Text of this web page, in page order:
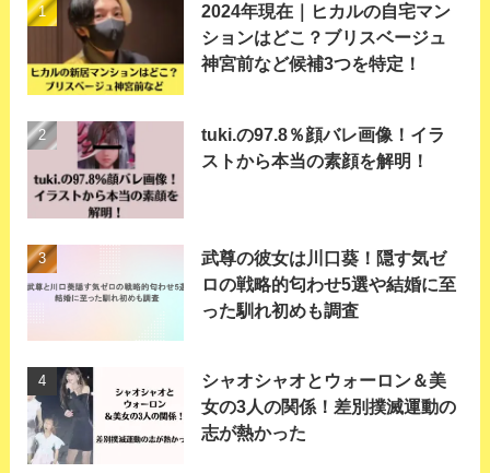
2024年現在｜ヒカルの自宅マン
ションはどこ？ブリスベージュ
神宮前など候補3つを特定！
tuki.の97.8％顔バレ画像！イラ
ストから本当の素顔を解明！
武尊の彼女は川口葵！隠す気ゼ
ロの戦略的匂わせ5選や結婚に至
った馴れ初めも調査
シャオシャオとウォーロン＆美
女の3人の関係！差別撲滅運動の
志が熱かった